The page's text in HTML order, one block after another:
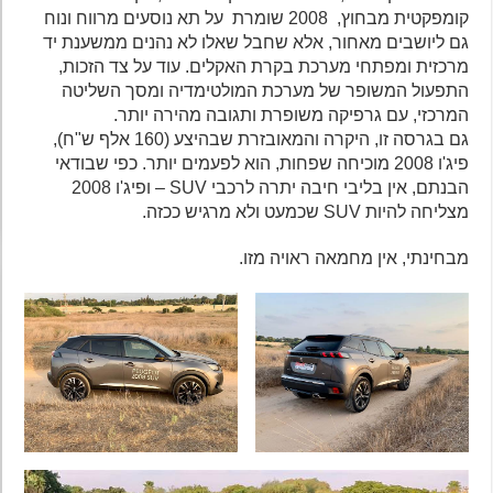
קומפקטית מבחוץ, 2008 שומרת על תא נוסעים מרווח ונוח
גם ליושבים מאחור, אלא שחבל שאלו לא נהנים ממשענת יד
מרכזית ומפתחי מערכת בקרת האקלים. עוד על צד הזכות,
התפעול המשופר של מערכת המולטימדיה ומסך השליטה
המרכזי, עם גרפיקה משופרת ותגובה מהירה יותר.
גם בגרסה זו, היקרה והמאובזרת שבהיצע (160 אלף ש"ח),
פיג'ו 2008 מוכיחה שפחות, הוא לפעמים יותר. כפי שבודאי
הבנתם, אין בליבי חיבה יתרה לרכבי SUV – ופיג'ו 2008
מצליחה להיות SUV שכמעט ולא מרגיש ככזה.
מבחינתי, אין מחמאה ראויה מזו.